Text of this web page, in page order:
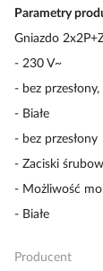
Parametry
Gniazdo
- 230 V~
- bez
- Białe
- bez przesłony
- Zaciski
- Możliwość
- Białe
Producent